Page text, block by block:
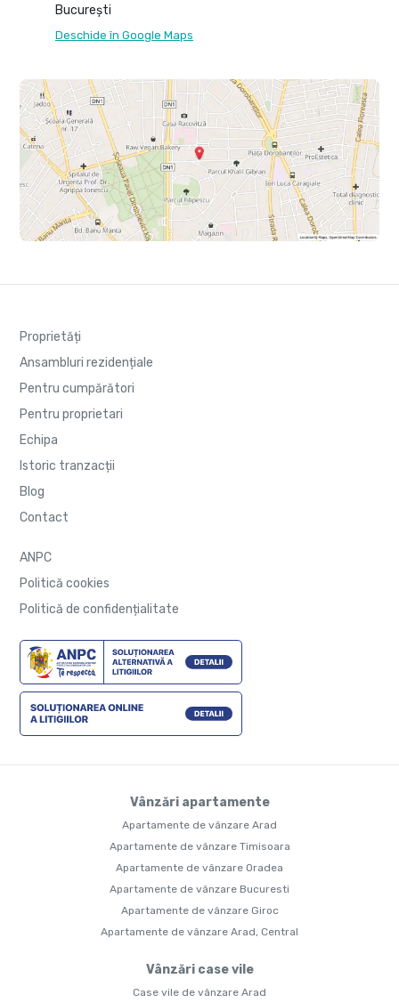
București
Deschide în Google Maps
Proprietăți
Ansambluri rezidențiale
Pentru cumpărători
Pentru proprietari
Echipa
Istoric tranzacții
Blog
Contact
ANPC
Politică cookies
Politică de confidențialitate
Vânzări apartamente
Apartamente de vânzare Arad
Apartamente de vânzare Timisoara
Apartamente de vânzare Oradea
Apartamente de vânzare Bucuresti
Apartamente de vânzare Giroc
Apartamente de vânzare Arad, Central
Vânzări case vile
Case vile de vânzare Arad